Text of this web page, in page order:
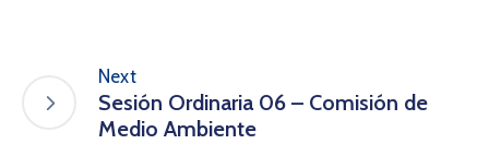
Next
Sesión Ordinaria 06 – Comisión de
Medio Ambiente